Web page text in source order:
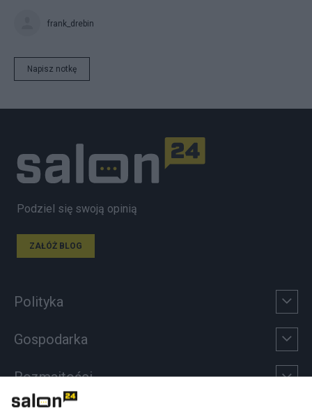
frank_drebin
Napisz notkę
Podziel się swoją opinią
ZAŁÓŻ BLOG
Polityka
Gospodarka
Rozmaitości